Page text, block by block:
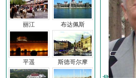
丽江
平遥
布达佩斯
斯德哥尔摩